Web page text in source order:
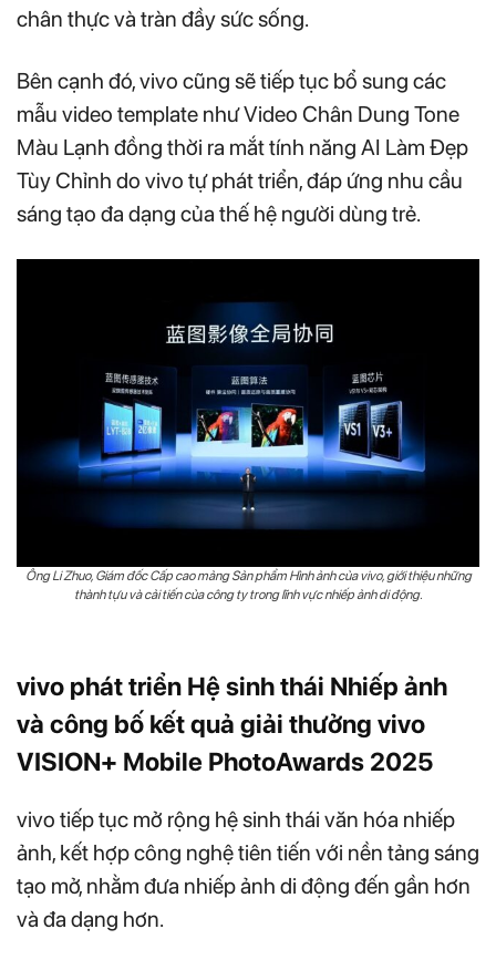
chân thực và tràn đầy sức sống.
Bên cạnh đó, vivo cũng sẽ tiếp tục bổ sung các
mẫu video template như Video Chân Dung Tone
Màu Lạnh đồng thời ra mắt tính năng AI Làm Đẹp
Tùy Chỉnh do vivo tự phát triển, đáp ứng nhu cầu
sáng tạo đa dạng của thế hệ người dùng trẻ.
Ông Li Zhuo, Giám đốc Cấp cao mảng Sản phẩm Hình ảnh của vivo, giới thiệu những
thành tựu và cải tiến của công ty trong lĩnh vực nhiếp ảnh di động.
vivo phát triển Hệ sinh thái Nhiếp ảnh
và công bố kết quả giải thưởng vivo
VISION+ Mobile PhotoAwards 2025
vivo tiếp tục mở rộng hệ sinh thái văn hóa nhiếp
ảnh, kết hợp công nghệ tiên tiến với nền tảng sáng
tạo mở, nhằm đưa nhiếp ảnh di động đến gần hơn
và đa dạng hơn.